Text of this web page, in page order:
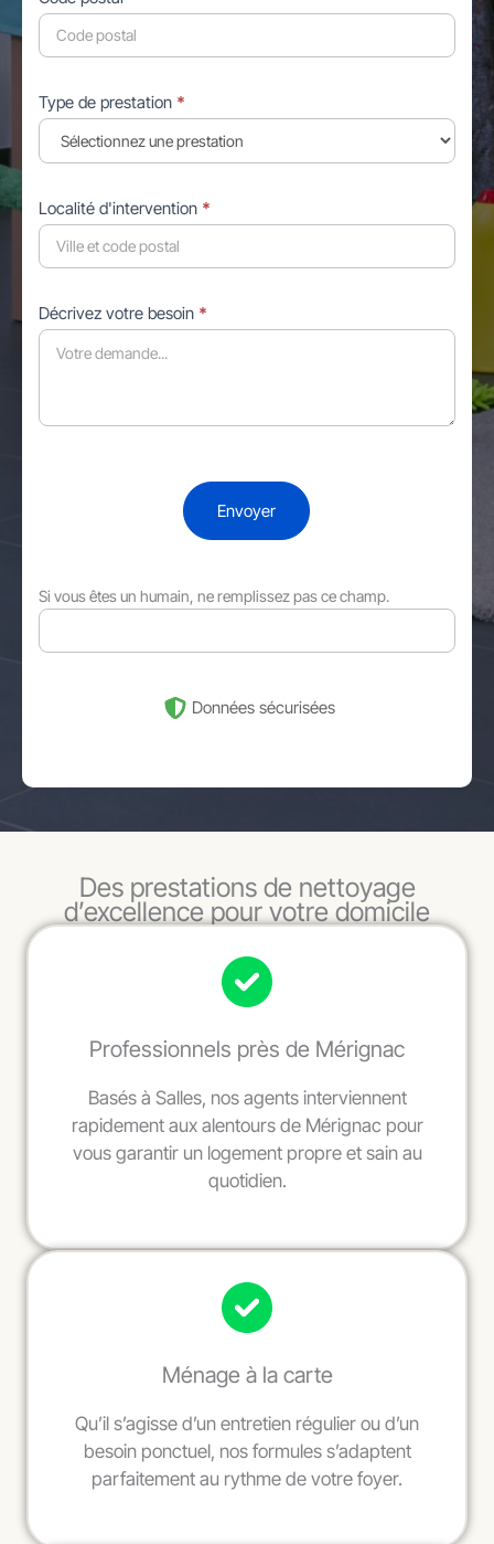
Type de prestation *
Localité d'intervention *
Décrivez votre besoin *
Envoyer
Si vous êtes un humain, ne remplissez pas ce champ.
Données sécurisées
Des prestations de nettoyage
d’excellence pour votre domicile
Professionnels près de Mérignac
Basés à Salles, nos agents interviennent
rapidement aux alentours de Mérignac pour
vous garantir un logement propre et sain au
quotidien.
Ménage à la carte
Qu’il s’agisse d’un entretien régulier ou d’un
besoin ponctuel, nos formules s’adaptent
parfaitement au rythme de votre foyer.